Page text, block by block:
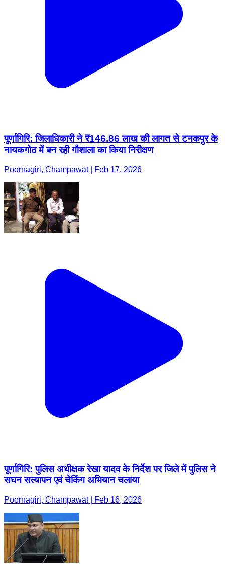
पूर्णागिरि: जिलाधिकारी ने ₹146.86 लाख की लागत से टनकपुर के
नायकगोठ में बन रही गौशाला का किया निरीक्षण
Poornagiri, Champawat | Feb 17, 2026
पूर्णागिरि: पुलिस अधीक्षक रेखा यादव के निर्देश पर जिले में पुलिस ने
सघन सत्यापन एवं चेकिंग अभियान चलाया
Poornagiri, Champawat | Feb 16, 2026